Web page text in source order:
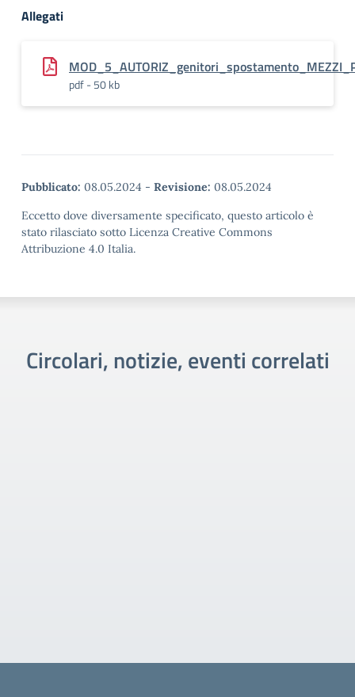
Allegati
pdf - 50 kb
Pubblicato: 08.05.2024 - Revisione: 08.05.2024
Eccetto dove diversamente specificato, questo articolo è
stato rilasciato sotto Licenza Creative Commons
Attribuzione 4.0 Italia.
Circolari, notizie, eventi correlati